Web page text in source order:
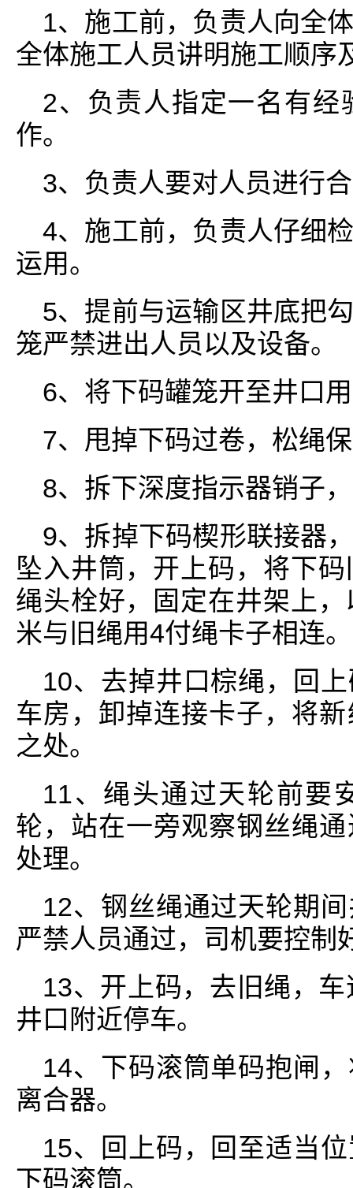
1、施工前，负责人向全
全体施工人员讲明施工顺序
2、负责人指定一名有经
作。
3、负责人要对人员进行
4、施工前，负责人仔细
运用。
5、提前与运输区井底把
笼严禁进出人员以及设备。
6、将下码罐笼开至井口
7、甩掉下码过卷，松绳
8、拆下深度指示器销子
9、拆掉下码楔形联接器
坠入井筒，开上码，将下
绳头栓好，固定在井架上
米与旧绳用4付绳卡子相连
10、去掉井口棕绳，回
车房，卸掉连接卡子，将
之处。
11、绳头通过天轮前要
轮，站在一旁观察钢丝绳
处理。
12、钢丝绳通过天轮期
严禁人员通过，司机要控制
13、开上码，去旧绳，
井口附近停车。
14、下码滚筒单码抱闸
离合器。
15、回上码，回至适当
下码滚筒。